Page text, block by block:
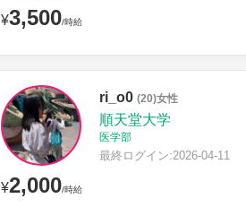
¥3,500/時給
¥2,000/時給
ri_o0 (20)女性
順天堂大学
医学部
最終ログイン:2026-04-11